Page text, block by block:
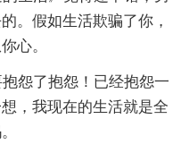
。假如生活欺骗了你，
心。
怨了抱怨！已经抱怨一
，我现在的生活就是全